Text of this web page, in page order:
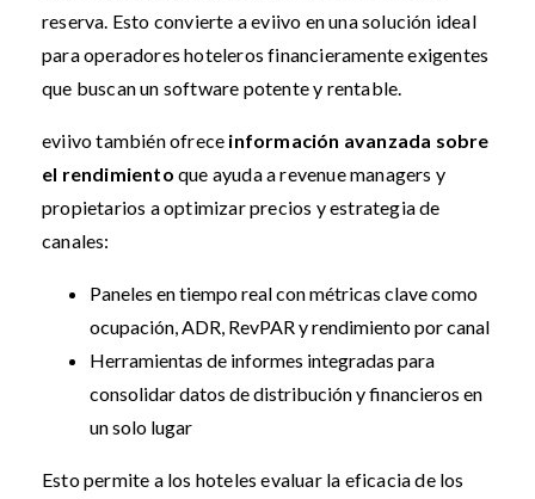
reserva. Esto convierte a eviivo en una solución ideal
para operadores hoteleros financieramente exigentes
que buscan un software potente y rentable.
eviivo también ofrece información avanzada sobre
el rendimiento que ayuda a revenue managers y
propietarios a optimizar precios y estrategia de
canales:
Paneles en tiempo real con métricas clave como
ocupación, ADR, RevPAR y rendimiento por canal
Herramientas de informes integradas para
consolidar datos de distribución y financieros en
un solo lugar
Esto permite a los hoteles evaluar la eficacia de los